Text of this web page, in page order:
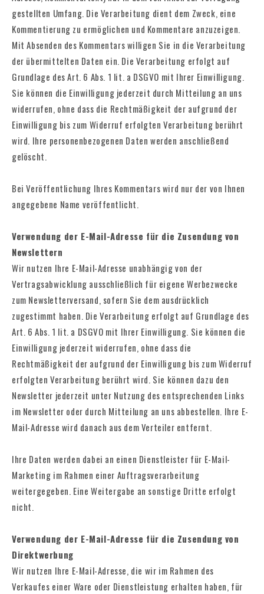
gestellten Umfang. Die Verarbeitung dient dem Zweck, eine
Kommentierung zu ermöglichen und Kommentare anzuzeigen.
Mit Absenden des Kommentars willigen Sie in die Verarbeitung
der übermittelten Daten ein. Die Verarbeitung erfolgt auf
Grundlage des Art. 6 Abs. 1 lit. a DSGVO mit Ihrer Einwilligung.
Sie können die Einwilligung jederzeit durch Mitteilung an uns
widerrufen, ohne dass die Rechtmäßigkeit der aufgrund der
Einwilligung bis zum Widerruf erfolgten Verarbeitung berührt
wird. Ihre personenbezogenen Daten werden anschließend
gelöscht.
Bei Veröffentlichung Ihres Kommentars wird nur der von Ihnen
angegebene Name veröffentlicht.
Verwendung der E-Mail-Adresse für die Zusendung von
Newslettern
Wir nutzen Ihre E-Mail-Adresse unabhängig von der
Vertragsabwicklung ausschließlich für eigene Werbezwecke
zum Newsletterversand, sofern Sie dem ausdrücklich
zugestimmt haben. Die Verarbeitung erfolgt auf Grundlage des
Art. 6 Abs. 1 lit. a DSGVO mit Ihrer Einwilligung. Sie können die
Einwilligung jederzeit widerrufen, ohne dass die
Rechtmäßigkeit der aufgrund der Einwilligung bis zum Widerruf
erfolgten Verarbeitung berührt wird. Sie können dazu den
Newsletter jederzeit unter Nutzung des entsprechenden Links
im Newsletter oder durch Mitteilung an uns abbestellen. Ihre E-
Mail-Adresse wird danach aus dem Verteiler entfernt.
Ihre Daten werden dabei an einen Dienstleister für E-Mail-
Marketing im Rahmen einer Auftragsverarbeitung
weitergegeben. Eine Weitergabe an sonstige Dritte erfolgt
nicht.
Verwendung der E-Mail-Adresse für die Zusendung von
Direktwerbung
Wir nutzen Ihre E-Mail-Adresse, die wir im Rahmen des
Verkaufes einer Ware oder Dienstleistung erhalten haben, für